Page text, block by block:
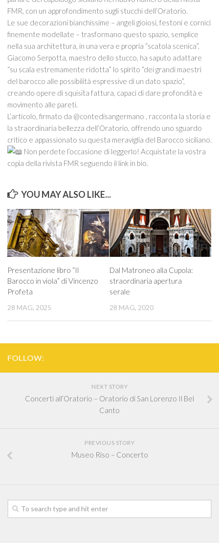
ART STUDIO VISIT
Didattica
Le nostre guide autorizzate
Donazioni
Contattaci
Info
FMR, con un approfondimento sugli stucchi dell’Oratorio.
Le sue decorazioni bianchissime – angeli gioiosi, festoni e cornici
finemente modellate – trasformano questo spazio, semplice
nella sua architettura, in una vera e propria “scatola scenica”.
Giacomo Serpotta, maestro dello stucco, ha saputo adattare
“su scala estremamente ridotta” lo spirito “dei grandi maestri
del barocco alle possibilità espressive di un dato spazio”,
creando opere di squisita fattura, capaci di dare profondità e
movimento alle pareti.
L’articolo, firmato da @contedisangermano , racconta la storia e
la straordinaria bellezza dell’Oratorio, offrendo uno sguardo
critico e appassionato su questa meraviglia del Barocco siciliano.
Non perdete l’occasione di leggerlo! Acquistate la vostra
copia della rivista FMR seguendo il link in bio.
YOU MAY ALSO LIKE...
Presentazione libro “Il
Barocco in viola” di Vincenzo
Profeta
28 MAG, 2025
Dal Matroneo alla Cupola:
straordinaria apertura
serale
28 MAG, 2020
FOLLOW:
NEXT STORY
Concerti all’Oratorio – Oratorio di San Lorenzo Il Bel
Canto
PREVIOUS STORY
Museo Riso – Concerto